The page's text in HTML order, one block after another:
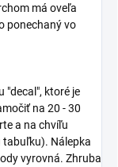
má oveľa
ponechaný vo
"decal", ktoré je
na 20 - 30
a na chvíľu
tabuľku). Nálepka
vyrovná. Zhruba